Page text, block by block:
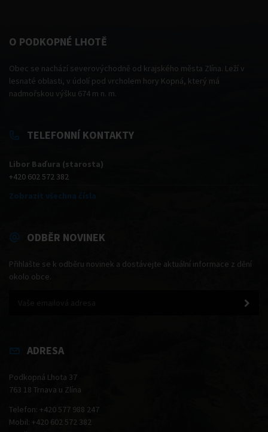
O PODKOPNÉ LHOTĚ
Obec se nachází severovýchodně od krajského města Zlína. Leží v
lesnaté oblasti, v údolí pod vrcholem hory Kopná, který má
nadmořskou výšku 674 m n. m.
TELEFONNÍ KONTAKTY
Libor Baďura (starosta)
+420 602 572 382
Zobrazit všechna čísla
ODBĚR NOVINEK
Přihlašte se k odběru novinek a dostávejte aktuální informace z dění
okolo obce.
ADRESA
Podkopná Lhota 37
763 18 Trnava u Zlína
Telefon: +420 577 988 247
Mobil: +420 602 572 382